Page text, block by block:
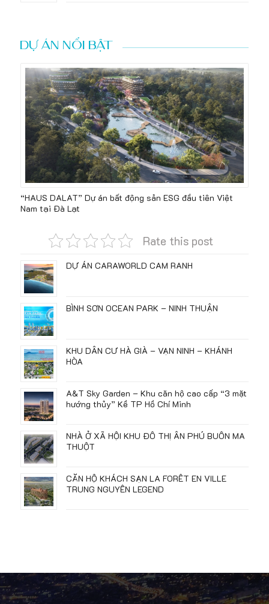
DỰ ÁN NỔI BẬT
“HAUS DALAT” Dự án bất động sản ESG đầu tiên Việt
Nam tại Đà Lạt
Rate this post
DỰ ÁN CARAWORLD CAM RANH
BÌNH SƠN OCEAN PARK – NINH THUẬN
KHU DÂN CƯ HÀ GIÀ – VẠN NINH – KHÁNH
HÒA
A&T Sky Garden – Khu căn hộ cao cấp “3 mặt
hướng thủy” Kề TP Hồ Chí Minh
NHÀ Ở XÃ HỘI KHU ĐÔ THỊ ÂN PHÚ BUÔN MA
THUỘT
CĂN HỘ KHÁCH SẠN LA FORÊT EN VILLE
TRUNG NGUYÊN LEGEND